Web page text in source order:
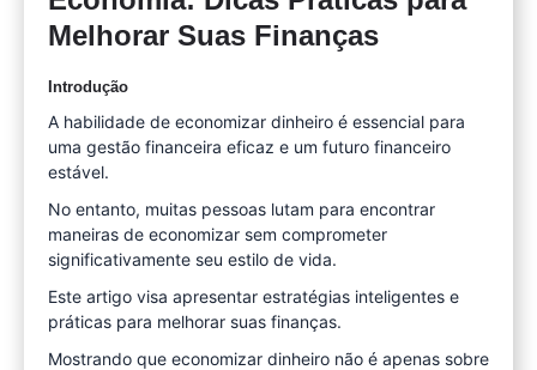
Melhorar Suas Finanças
Introdução
A habilidade de economizar dinheiro é essencial para
uma gestão financeira eficaz e um futuro financeiro
estável.
No entanto, muitas pessoas lutam para encontrar
maneiras de economizar sem comprometer
significativamente seu estilo de vida.
Este artigo visa apresentar estratégias inteligentes e
práticas para melhorar suas finanças.
Mostrando que economizar dinheiro não é apenas sobre